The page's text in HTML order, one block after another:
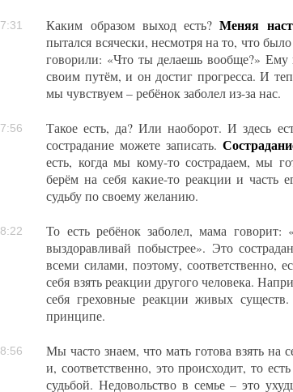
Каким образом выход есть?Меняя
пытался всячески, несмотря на то, что
говорили: «Что ты делаешь вообще?»
своим путём, и он достиг прогресса. И
мы чувствуем – ребёнок заболел из-за нас.
Такое есть, да? Или наоборот. И здесь
сострадание можете записать.
есть, когда мы кому-то сострадаем, мы
берём на себя какие-то реакции и часть
судьбу по своему желанию.
То есть ребёнок заболел, мама
выздоравливай побыстрее». Это
всеми силами, поэтому, соответственно,
себя взять реакции другого человека.
себя греховные реакции живых
принципе.
Мы часто знаем, что мать готова взять на
и, соответственно, это происходит, то
судьбой. Недовольство в семье – это